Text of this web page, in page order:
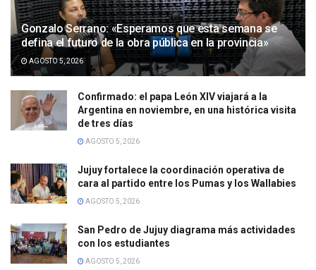
Gonzalo Serrano: «Esperamos que esta semana se
defina el futuro de la obra pública en la provincia»
AGOSTO 5, 2026
Confirmado: el papa León XIV viajará a la
Argentina en noviembre, en una histórica visita
de tres días
AGOSTO 5, 2026
Jujuy fortalece la coordinación operativa de
cara al partido entre los Pumas y los Wallabies
AGOSTO 5, 2026
San Pedro de Jujuy diagrama más actividades
con los estudiantes
AGOSTO 5, 2026